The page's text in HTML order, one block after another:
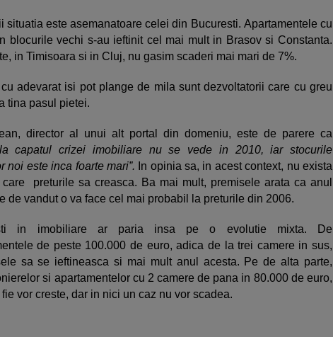
situatia este asemanatoare celei din Bucuresti. Apartamentele cu
blocurile vechi s-au ieftinit cel mai mult in Brasov si Constanta.
in Timisoara si in Cluj, nu gasim scaderi mai mari de 7%.
adevarat isi pot plange de mila sunt dezvoltatorii care cu greu
tina pasul pietei.
director al unui alt portal din domeniu, este de parere ca
capatul crizei imobiliare nu se vede in 2010, iar stocurile
noi este inca foarte mari”. In opinia sa, in acest context, nu exista
care preturile sa creasca. Ba mai mult, premisele arata ca anul
de vandut o va face cel mai probabil la preturile din 2006.
in imobiliare ar paria insa pe o evolutie mixta. De
de peste 100.000 de euro, adica de la trei camere in sus,
sa se ieftineasca si mai mult anul acesta. Pe de alta parte,
si apartamentelor cu 2 camere de pana in 80.000 de euro,
vor creste, dar in nici un caz nu vor scadea.